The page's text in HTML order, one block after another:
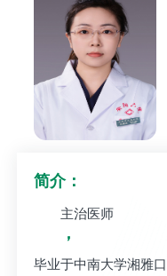
简介：
主治医师
，
毕业于中南大学湘雅